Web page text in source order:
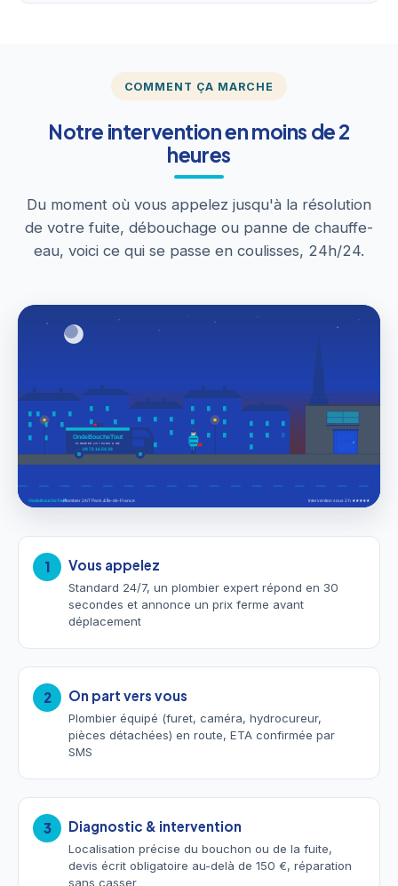
COMMENT ÇA MARCHE
Notre intervention en moins de 2
heures
Du moment où vous appelez jusqu'à la résolution
de votre fuite, débouchage ou panne de chauffe-
eau, voici ce qui se passe en coulisses, 24h/24.
1 Vous appelez
Standard 24/7, un plombier expert répond en 30
secondes et annonce un prix ferme avant
déplacement
2 On part vers vous
Plombier équipé (furet, caméra, hydrocureur,
pièces détachées) en route, ETA confirmée par
SMS
3 Diagnostic & intervention
Localisation précise du bouchon ou de la fuite,
devis écrit obligatoire au-delà de 150 €, réparation
sans casser